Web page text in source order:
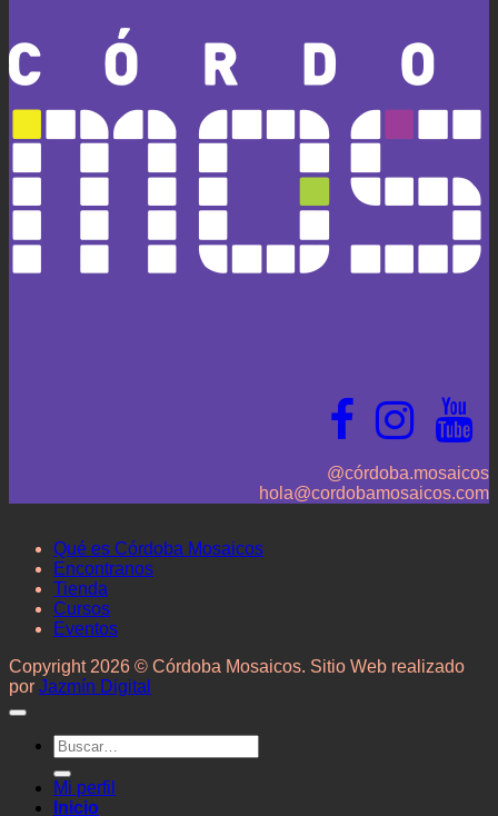
@córdoba.mosaicos
hola@cordobamosaicos.com
Qué es Córdoba Mosaicos
Encontranos
Tienda
Cursos
Eventos
Copyright 2026 © Córdoba Mosaicos. Sitio Web realizado
por Jazmín Digital
Buscar
por:
Mi perfil
Inicio